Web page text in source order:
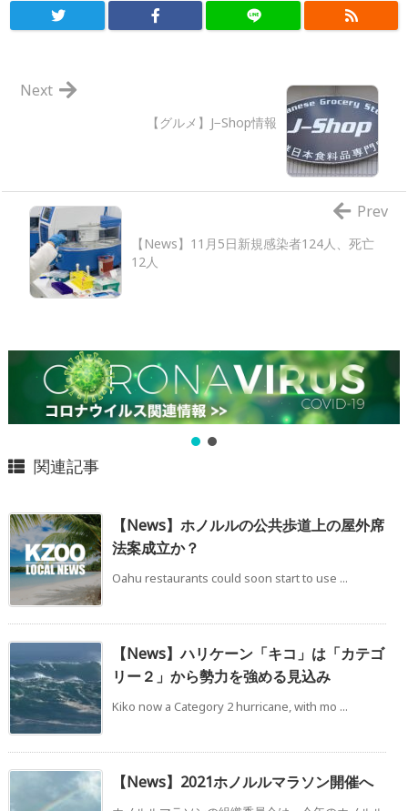
【グルメ】J−Shop情報
Next
【News】11月5日新規感染者124人、死亡
12人
Prev
関連記事
【News】ホノルルの公共歩道上の屋外席
法案成立か？
Oahu restaurants could soon start to use ...
【News】ハリケーン「キコ」は「カテゴ
リー２」から勢力を強める見込み
Kiko now a Category 2 hurricane, with mo ...
【News】2021ホノルルマラソン開催へ